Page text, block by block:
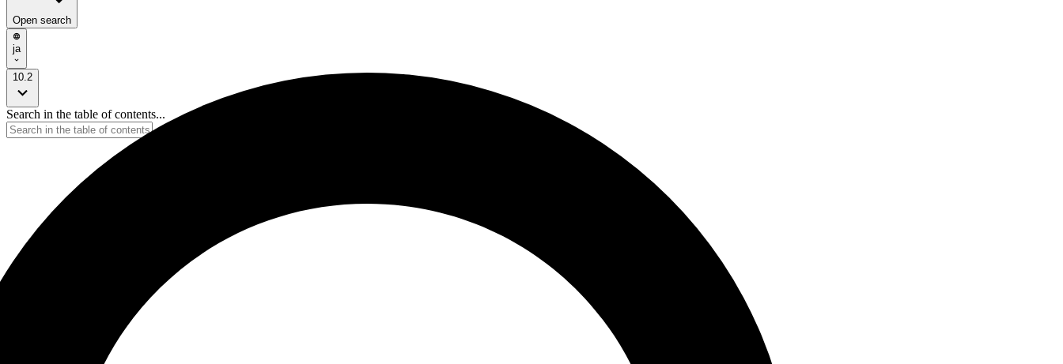
Open search
ja
10.2
Search in the table of contents...